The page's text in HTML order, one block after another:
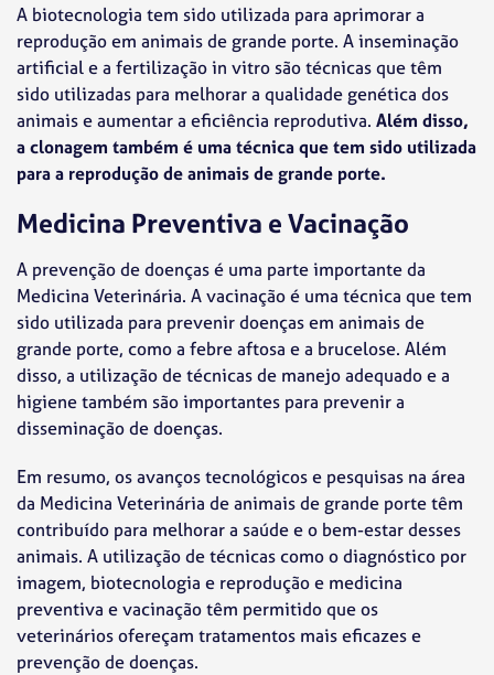
A biotecnologia tem sido utilizada para aprimorar a
reprodução em animais de grande porte. A inseminação
artificial e a fertilização in vitro são técnicas que têm
sido utilizadas para melhorar a qualidade genética dos
animais e aumentar a eficiência reprodutiva. Além disso,
a clonagem também é uma técnica que tem sido utilizada
para a reprodução de animais de grande porte.
Medicina Preventiva e Vacinação
A prevenção de doenças é uma parte importante da
Medicina Veterinária. A vacinação é uma técnica que tem
sido utilizada para prevenir doenças em animais de
grande porte, como a febre aftosa e a brucelose. Além
disso, a utilização de técnicas de manejo adequado e a
higiene também são importantes para prevenir a
disseminação de doenças.
Em resumo, os avanços tecnológicos e pesquisas na área
da Medicina Veterinária de animais de grande porte têm
contribuído para melhorar a saúde e o bem-estar desses
animais. A utilização de técnicas como o diagnóstico por
imagem, biotecnologia e reprodução e medicina
preventiva e vacinação têm permitido que os
veterinários ofereçam tratamentos mais eficazes e
prevenção de doenças.